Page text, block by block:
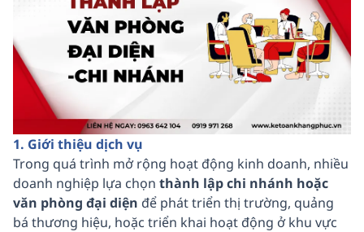
1. Giới thiệu dịch vụ
Trong quá trình mở rộng hoạt động kinh doanh, nhiều
doanh nghiệp lựa chọn thành lập chi nhánh hoặc
văn phòng đại diện để phát triển thị trường, quảng
bá thương hiệu, hoặc triển khai hoạt động ở khu vực